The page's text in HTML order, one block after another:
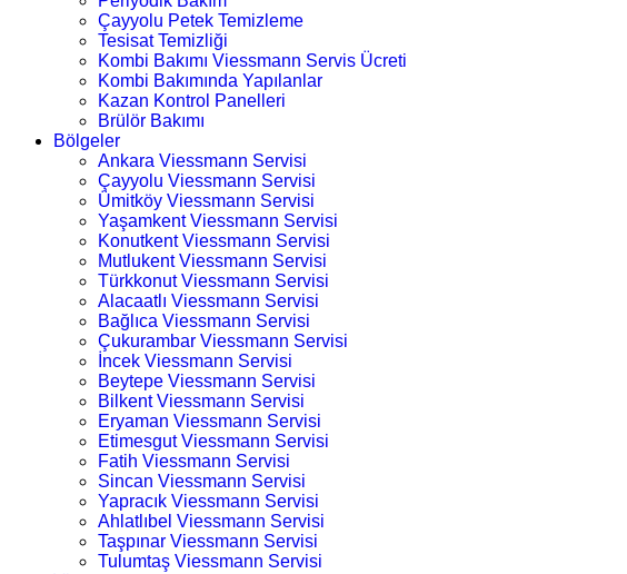
Çayyolu Petek Temizleme
Tesisat Temizliği
Kombi Bakımı Viessmann Servis Ücreti
Kombi Bakımında Yapılanlar
Kazan Kontrol Panelleri
Brülör Bakımı
Bölgeler
Ankara Viessmann Servisi
Çayyolu Viessmann Servisi
Ümitköy Viessmann Servisi
Yaşamkent Viessmann Servisi
Konutkent Viessmann Servisi
Mutlukent Viessmann Servisi
Türkkonut Viessmann Servisi
Alacaatlı Viessmann Servisi
Bağlıca Viessmann Servisi
Çukurambar Viessmann Servisi
İncek Viessmann Servisi
Beytepe Viessmann Servisi
Bilkent Viessmann Servisi
Eryaman Viessmann Servisi
Etimesgut Viessmann Servisi
Fatih Viessmann Servisi
Sincan Viessmann Servisi
Yapracık Viessmann Servisi
Ahlatlıbel Viessmann Servisi
Taşpınar Viessmann Servisi
Tulumtaş Viessmann Servisi